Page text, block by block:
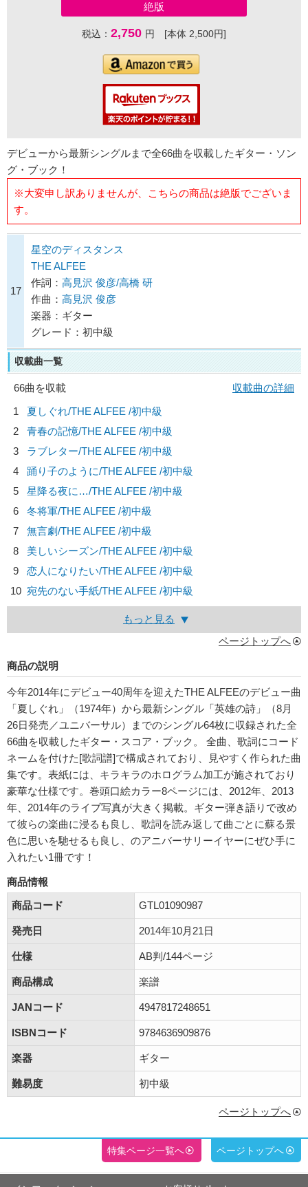
絶版
税込： 2,750 円 [本体 2,500円]
デビューから最新シングルまで全66曲を収載したギター・ソン
グ・ブック！
※大変申し訳ありませんが、こちらの商品は絶版でございま
す。
17
星空のディスタンス
THE ALFEE
作詞： 高見沢 俊彦/高橋 研
作曲： 高見沢 俊彦
楽器：ギター
グレード：初中級
収載曲一覧
66曲を収載
収載曲の詳細
1
夏しぐれ/THE ALFEE /初中級
2
青春の記憶/THE ALFEE /初中級
3
ラブレター/THE ALFEE /初中級
4
踊り子のように/THE ALFEE /初中級
5
星降る夜に…/THE ALFEE /初中級
6
冬将軍/THE ALFEE /初中級
7
無言劇/THE ALFEE /初中級
8
美しいシーズン/THE ALFEE /初中級
9
恋人になりたい/THE ALFEE /初中級
10 宛先のない手紙/THE ALFEE /初中級
もっと見る
ページトップへ
商品の説明
今年2014年にデビュー40周年を迎えたTHE ALFEEのデビュー曲
「夏しぐれ」（1974年）から最新シングル「英雄の詩」（8月
26日発売／ユニバーサル）までのシングル64枚に収録された全
66曲を収載したギター・スコア・ブック。 全曲、歌詞にコード
ネームを付けた[歌詞譜]で構成されており、見やすく作られた曲
集です。表紙には、キラキラのホログラム加工が施されており
豪華な仕様です。巻頭口絵カラー8ページには、2012年、2013
年、2014年のライブ写真が大きく掲載。ギター弾き語りで改め
て彼らの楽曲に浸るも良し、歌詞を読み返して曲ごとに蘇る景
色に思いを馳せるも良し、のアニバーサリーイヤーにぜひ手に
入れたい1冊です！
商品情報
商品コード
GTL01090987
発売日 2014年10月21日
仕様 AB判/144ページ
商品構成 楽譜
JANコード 4947817248651
ISBNコード 9784636909876
楽器 ギター
難易度 初中級
ページトップへ
特集ページ一覧へ ページトップへ